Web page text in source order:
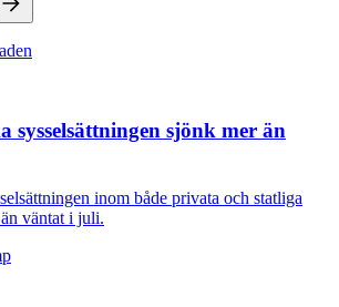
sysselsättningen sjönk mer än
inom både privata och statliga
väntat i juli.